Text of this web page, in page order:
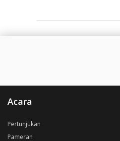
Acara
Pertunjukan
Pameran